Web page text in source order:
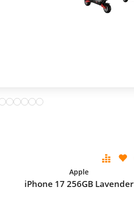
Apple
iPhone 17 256GB Lavender